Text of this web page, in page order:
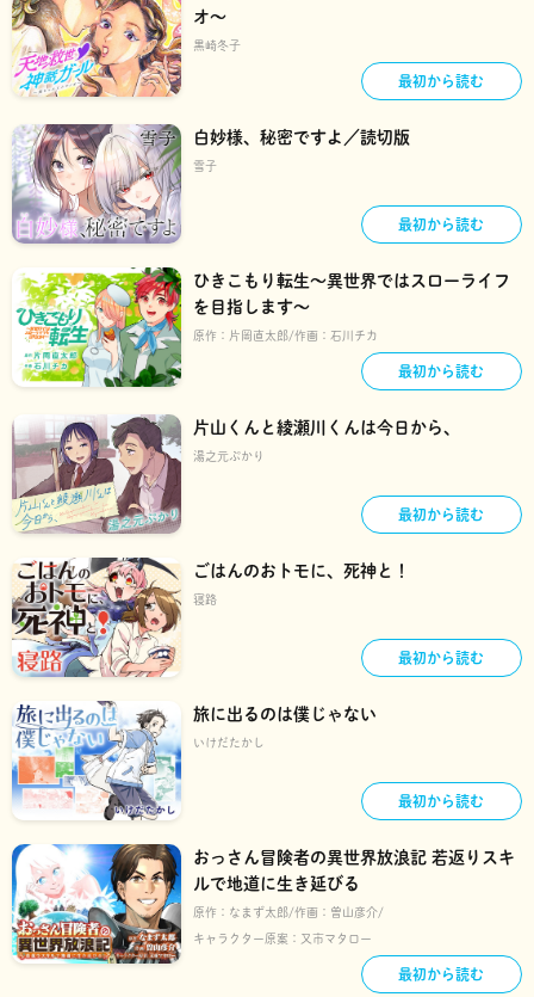
オ～
黒崎冬子
最初から読む
白妙様、秘密ですよ／読切版
雪子
最初から読む
ひきこもり転生～異世界ではスローライフ
を目指します～
原作： 片岡直太郎 作画： 石川チカ
最初から読む
片山くんと綾瀬川くんは今日から、
湯之元ぷかり
最初から読む
ごはんのおトモに、死神と！
寝路
最初から読む
旅に出るのは僕じゃない
いけだたかし
最初から読む
おっさん冒険者の異世界放浪記 若返りスキ
ルで地道に生き延びる
原作： なまず太郎 作画： 曽山彦介
キャラクター原案： 又市マタロー
最初から読む